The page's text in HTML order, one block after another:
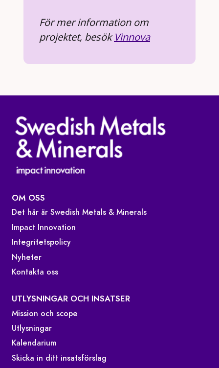
För mer information om
projektet, besökVinnova
OM OSS
Det här är Swedish Metals & Minerals
Impact Innovation
Integritetspolicy
Nyheter
Kontakta oss
UTLYSNINGAR OCH INSATSER
Mission och scope
Utlysningar
Kalendarium
Skicka in ditt insatsförslag